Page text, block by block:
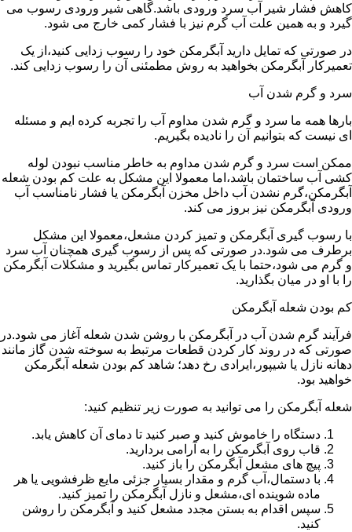
کاهش فشار شیر آب سرد ورودی باشد.گاهی شیر ورودی رسوب می
گیرد و به همین علت آب گرم نیز با فشار کمی خارج می شود.
در صورتی که تمایل دارید آبگرمکن خود را رسوب زدایی کنید،از یک
تعمیرکار آبگرمکن بخواهید به روش مطمئنی آن را رسوب زدایی کند.
سرد و گرم شدن آب
بارها همه ما سرد و گرم شدن مداوم آب را تجربه کرده ایم و مسئله
ای نیست که بتوانیم آن را نادیده بگیریم.
ممکن است سرد و گرم شدن مداوم به خاطر مناسب نبودن لوله
کشی آب ساختمان باشد،اما معمولا این مشکل به علت کم بودن شعله
آبگرمکن،گرم نشدن آب داخل مخزن آبگرمکن یا فشار نامناسب آب
ورودی آبگرمکن نیز بروز می کند.
با رسوب گیری آبگرمکن و تمیز کردن مشعل،معمولا این مشکل
برطرف می شود.در صورتی که پس از رسوب گیری همچنان آب سرد
و گرم می شود،حتما با یک تعمیرکار تماس بگیرید و مشکلات آبگرمکن
را با او در میان بگذارید.
کم بودن شعله آبگرمکن
فرآیند گرم شدن آب در آبگرمکن با روشن شدن شعله آغاز می شود.در
صورتی که در روند کار کردن قطعات مرتبط به سوخته شدن گاز مانند
دهانه نازل یا شیپور،ایرادی رخ دهد؛ شاهد کم بودن شعله آبگرمکن
خواهید بود.
شعله آبگرمکن را می توانید به صورت زیر تنظیم کنید:
دستگاه را خاموش کنید و صبر کنید تا دمای آن کاهش یابد.
قاب روی آبگرمکن را به آرامی بردارید.
پیچ های مشعل آبگرمکن را باز کنید.
با دستمال،آب گرم و مقدار بسیار جزئی مایع ظرفشویی یا هر
ماده شوینده ای،مشعل و نازل آبگرمکن را تمیز کنید.
سپس اقدام به بستن مجدد مشعل کنید و آبگرمکن را روشن
کنید.